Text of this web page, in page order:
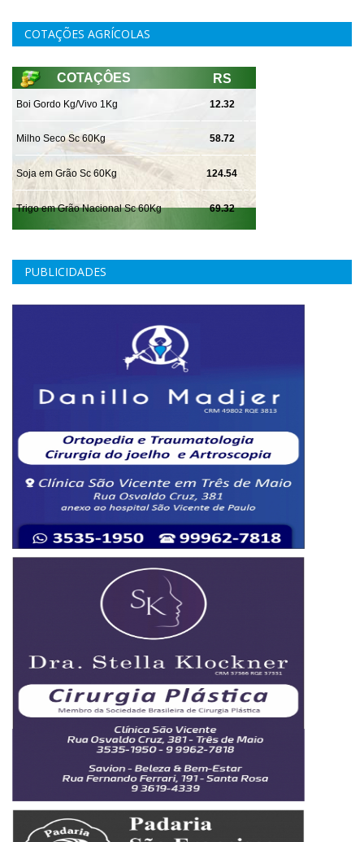
COTAÇÕES AGRÍCOLAS
PUBLICIDADES